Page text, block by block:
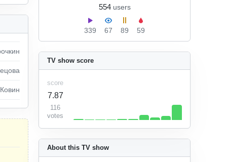
554 users
339 67 89 59
About this TV show
TV show score
score
7.87
116
votes